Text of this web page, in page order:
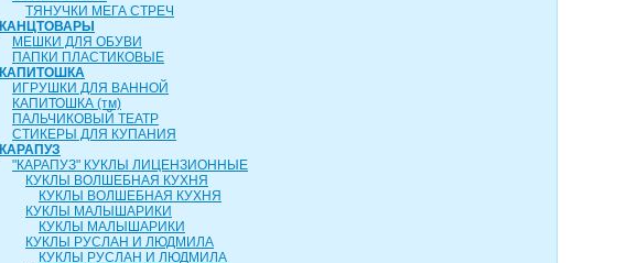
ТЯНУЧКИ МЕГА СТРЕЧ
КАНЦТОВАРЫ
МЕШКИ ДЛЯ ОБУВИ
ПАПКИ ПЛАСТИКОВЫЕ
КАПИТОШКА
ИГРУШКИ ДЛЯ ВАННОЙ
КАПИТОШКА (тм)
ПАЛЬЧИКОВЫЙ ТЕАТР
СТИКЕРЫ ДЛЯ КУПАНИЯ
КАРАПУЗ
"КАРАПУЗ" КУКЛЫ ЛИЦЕНЗИОННЫЕ
КУКЛЫ ВОЛШЕБНАЯ КУХНЯ
КУКЛЫ ВОЛШЕБНАЯ КУХНЯ
КУКЛЫ МАЛЫШАРИКИ
КУКЛЫ МАЛЫШАРИКИ
КУКЛЫ РУСЛАН И ЛЮДМИЛА
КУКЛЫ РУСЛАН И ЛЮДМИЛА